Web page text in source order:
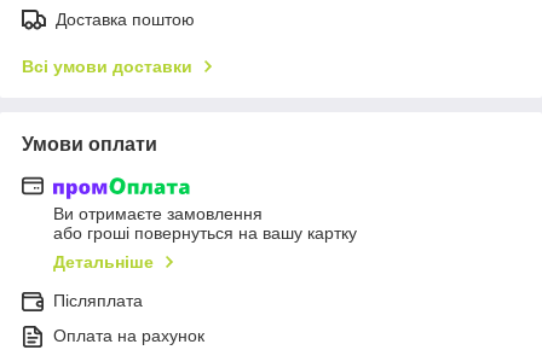
Доставка поштою
Всі умови доставки
Умови оплати
Ви отримаєте замовлення
або гроші повернуться на вашу картку
Детальніше
Післяплата
Оплата на рахунок